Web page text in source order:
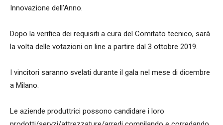
Innovazione dell’Anno.
Dopo la verifica dei requisiti a cura del Comitato tecnico, sarà
la volta delle votazioni on line a partire dal 3 ottobre 2019.
I vincitori saranno svelati durante il gala nel mese di dicembre
a Milano.
Le aziende produttrici possono candidare i loro